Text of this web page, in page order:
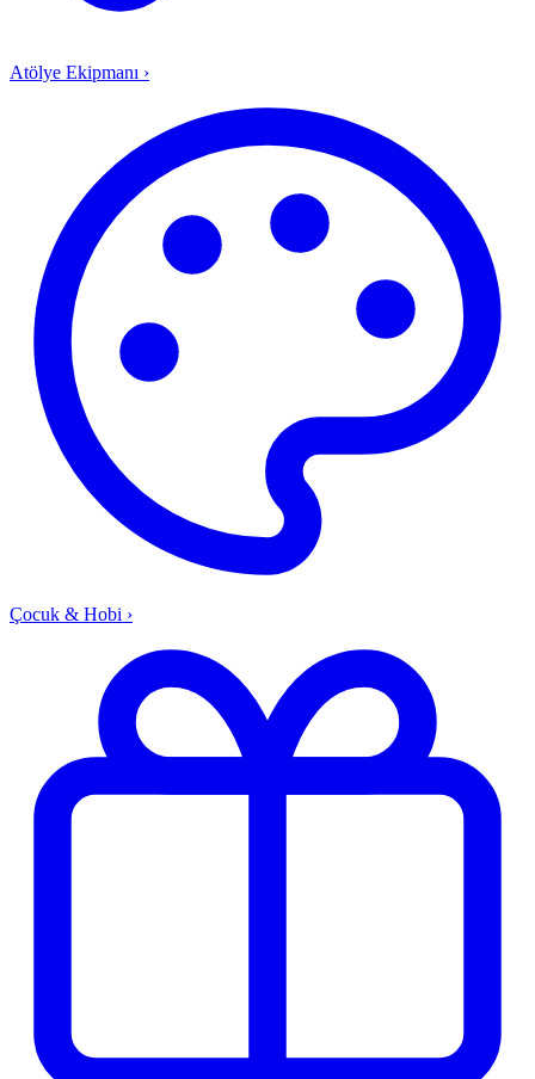
Atölye Ekipmanı ›
Çocuk & Hobi ›